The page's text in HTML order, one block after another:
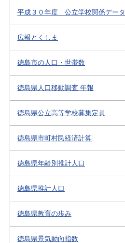
平成３０年度 公立学校関係データ
広報とくしま
徳島市の人口・世帯数
徳島県人口移動調査 年報
徳島県公立高等学校募集定員
徳島県市町村民経済計算
徳島県年齢別推計人口
徳島県推計人口
徳島県教育の歩み
徳島県景気動向指数